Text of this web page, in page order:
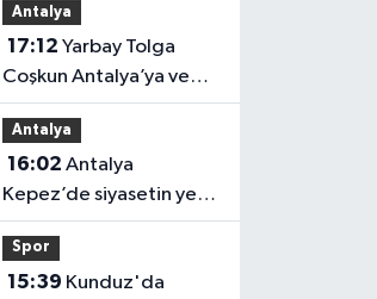
çıkarıldı
Antalya
17:12
Coşkun Antalya’ya veda
etti
Antalya
16:02
Kepez’de siyasetin yeni
adresi Anahtar Parti
oldu
Spor
15:39